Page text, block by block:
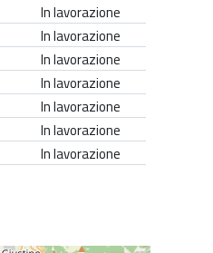
In lavorazione
In lavorazione
In lavorazione
In lavorazione
In lavorazione
In lavorazione
In lavorazione